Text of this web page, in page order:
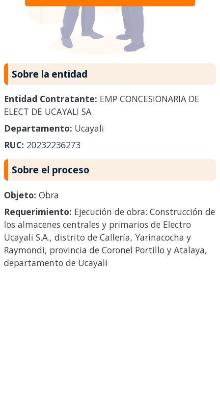
Sobre la entidad
Entidad Contratante: EMP CONCESIONARIA DE
ELECT DE UCAYALI SA
Departamento: Ucayali
RUC: 20232236273
Sobre el proceso
Objeto: Obra
Requerimiento: Ejecución de obra: Construcción de
los almacenes centrales y primarios de Electro
Ucayali S.A., distrito de Callería, Yarinacocha y
Raymondi, provincia de Coronel Portillo y Atalaya,
departamento de Ucayali